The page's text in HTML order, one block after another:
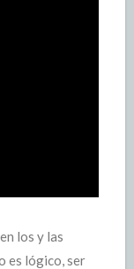
los y las
es lógico, ser